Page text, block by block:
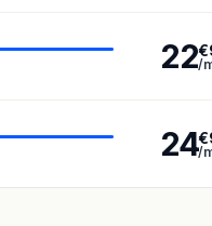
22/
24/